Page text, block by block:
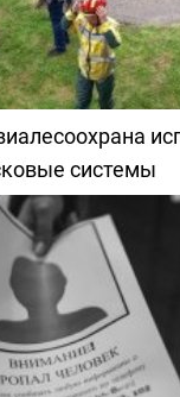
системы